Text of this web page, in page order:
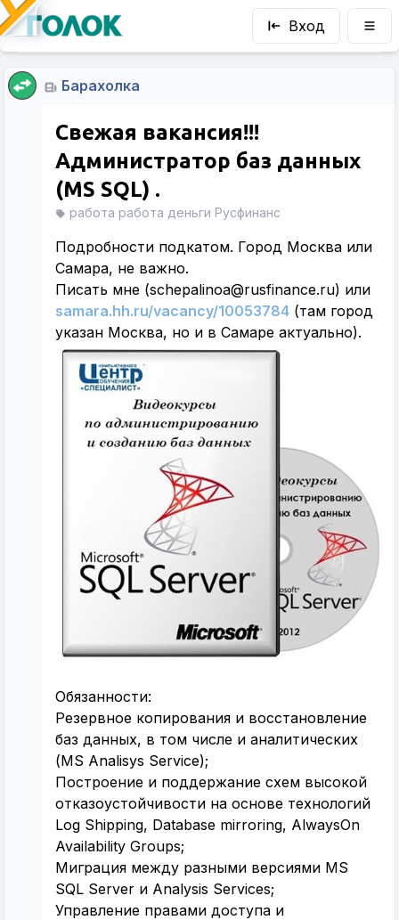
Вход
Барахолка
Свежая вакансия!!!
Администратор баз данных
(MS SQL) .
работа работа деньги Русфинанс
Подробности подкатом. Город Москва или
Самара, не важно.
Писать мне (schepalinoa@rusfinance.ru) или
samara.hh.ru/vacancy/10053784 (там город
указан Москва, но и в Самаре актуально).
Обязанности:
Резервное копирования и восстановление
баз данных, в том числе и аналитических
(MS Analisys Service);
Построение и поддержание схем высокой
отказоустойчивости на основе технологий
Log Shipping, Database mirroring, AlwaysOn
Availability Groups;
Миграция между разными версиями MS
SQL Server и Analysis Services;
Управление правами доступа и